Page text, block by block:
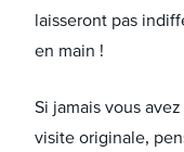
laisseront pas
en main !
Si jamais vous
visite originale,